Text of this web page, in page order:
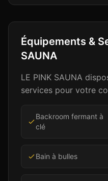
Équipements &
SAUNA
LE PINK SAUNA
services pour votre
Backroom fermant à
clé
Bain à bulles